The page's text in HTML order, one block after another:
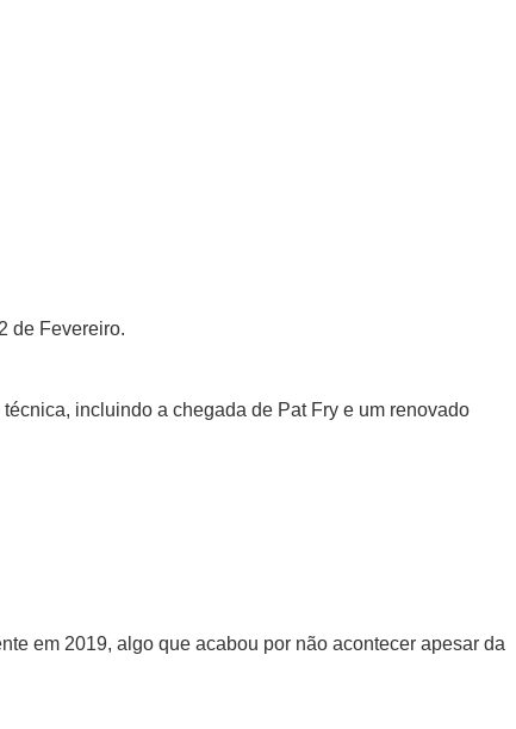
de Fevereiro.
incluindo a chegada de Pat Fry e um renovado
em 2019, algo que acabou por não acontecer apesar da